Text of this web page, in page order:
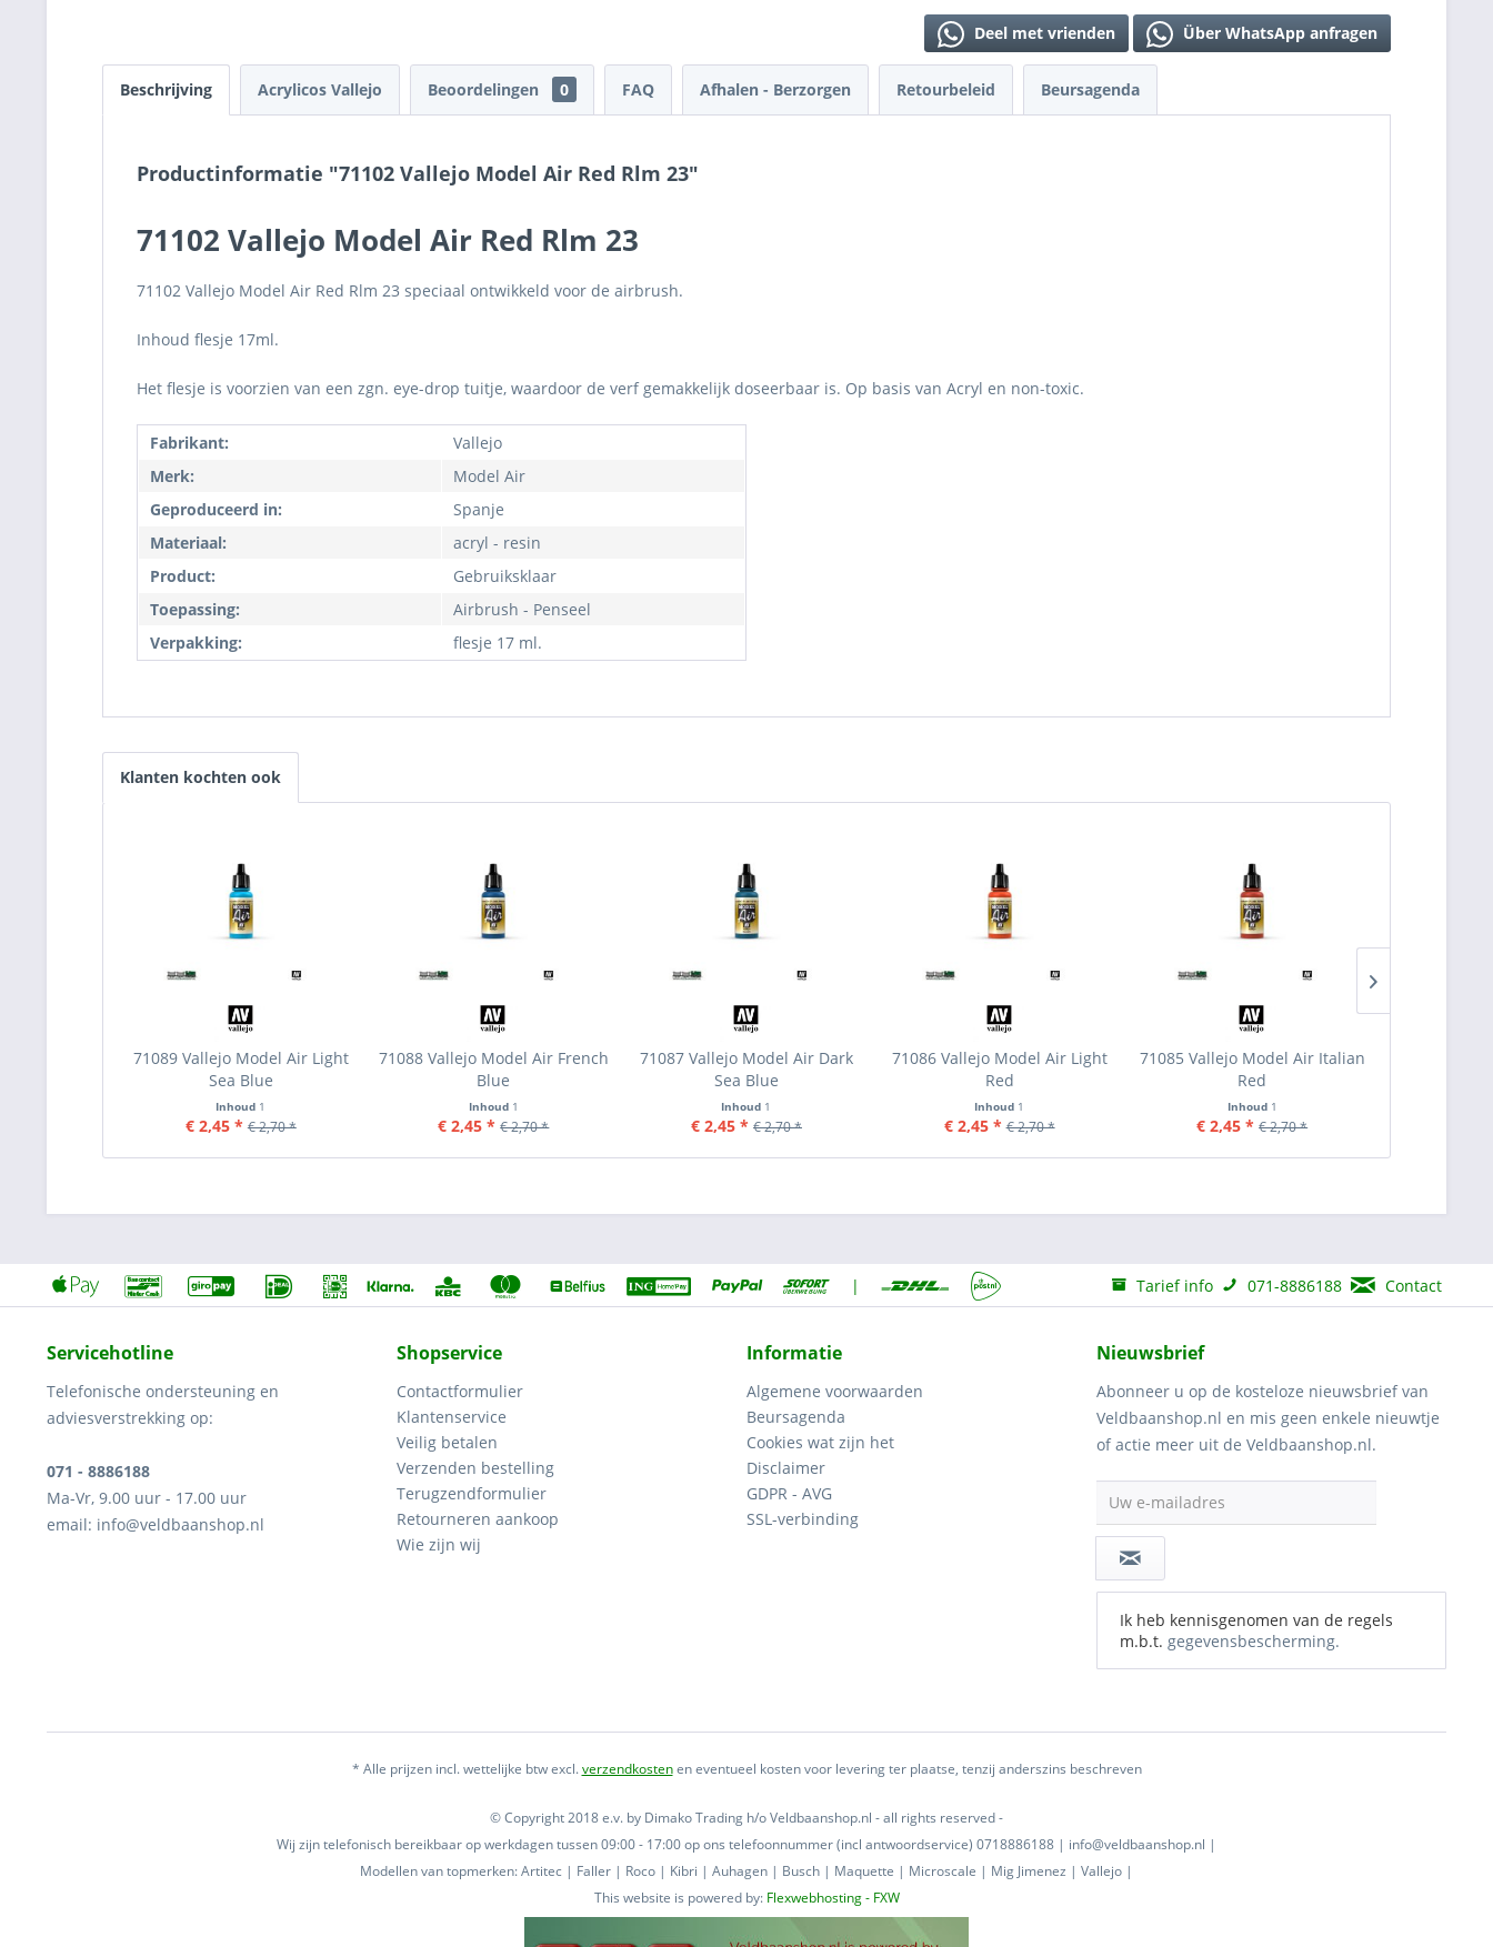
Deel met vrienden Über WhatsApp anfragen
Beschrijving Acrylicos Vallejo Beoordelingen 0 FAQ Afhalen - Berzorgen Retourbeleid Beursagenda
Productinformatie "71102 Vallejo Model Air Red Rlm 23"
71102 Vallejo Model Air Red Rlm 23
71102 Vallejo Model Air Red Rlm 23 speciaal ontwikkeld voor de airbrush.
Inhoud flesje 17ml.
Het flesje is voorzien van een zgn. eye-drop tuitje, waardoor de verf gemakkelijk doseerbaar is. Op basis van Acryl en non-toxic.
Fabrikant:
Vallejo
Merk:
Model Air
Geproduceerd in:
Spanje
Materiaal:
acryl - resin
Product:
Gebruiksklaar
Toepassing:
Airbrush - Penseel
Verpakking:
flesje 17 ml.
Klanten kochten ook
71089 Vallejo Model Air Light
Sea Blue
Inhoud 1
€ 2,45 * € 2,70 *
71088 Vallejo Model Air French
Blue
Inhoud 1
€ 2,45 * € 2,70 *
71087 Vallejo Model Air Dark
Sea Blue
Inhoud 1
€ 2,45 * € 2,70 *
71086 Vallejo Model Air Light
Red
Inhoud 1
€ 2,45 * € 2,70 *
71085 Vallejo Model Air Italian
Red
Inhoud 1
€ 2,45 * € 2,70 *
| Tarief info 071-8886188 Contact
Servicehotline
Telefonische ondersteuning en
adviesverstrekking op:
071 - 8886188
Ma-Vr, 9.00 uur - 17.00 uur
email: info@veldbaanshop.nl
Shopservice
Contactformulier
Klantenservice
Veilig betalen
Verzenden bestelling
Terugzendformulier
Retourneren aankoop
Wie zijn wij
Informatie
Algemene voorwaarden
Beursagenda
Cookies wat zijn het
Disclaimer
GDPR - AVG
SSL-verbinding
Nieuwsbrief
Abonneer u op de kosteloze nieuwsbrief van
Veldbaanshop.nl en mis geen enkele nieuwtje
of actie meer uit de Veldbaanshop.nl.
Uw e-mailadres
Ik heb kennisgenomen van de regels
m.b.t. gegevensbescherming.
* Alle prijzen incl. wettelijke btw excl.verzendkostenen eventueel kosten voor levering ter plaatse, tenzij anderszins beschreven
© Copyright 2018 e.v. by Dimako Trading h/o Veldbaanshop.nl - all rights reserved -
Wij zijn telefonisch bereikbaar op werkdagen tussen 09:00 - 17:00 op ons telefoonnummer (incl antwoordservice) 0718886188 | info@veldbaanshop.nl |
Modellen van topmerken: Artitec | Faller | Roco | Kibri | Auhagen | Busch | Maquette | Microscale | Mig Jimenez | Vallejo |
This website is powered by: Flexwebhosting - FXW